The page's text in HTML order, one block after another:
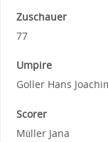
Zuschauer
77
Umpire
Goller Hans
Scorer
Müller Jana